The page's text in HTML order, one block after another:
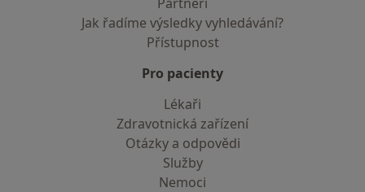
Jak řadíme výsledky vyhledávání?
Přístupnost
Pro pacienty
Lékaři
Zdravotnická zařízení
Otázky a odpovědi
Služby
Nemoci